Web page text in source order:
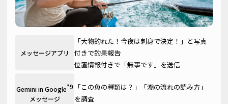
メッセージアプリ
「大物釣れた！今夜は刺身で決定！」と写真
付きで釣果報告
位置情報付きで「無事です」を送信
Gemini in Google*9
メッセージ
「この魚の種類は？」「潮の流れの読み方」
を調査